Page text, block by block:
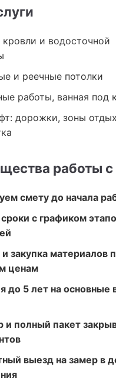
и водосточной
и реечные потолки
работы, ванная под
дорожки, зоны
работы с
смету до начала
с графиком
закупка материалов
ценам
до 5 лет на основные
и полный пакет
выезд на замер в